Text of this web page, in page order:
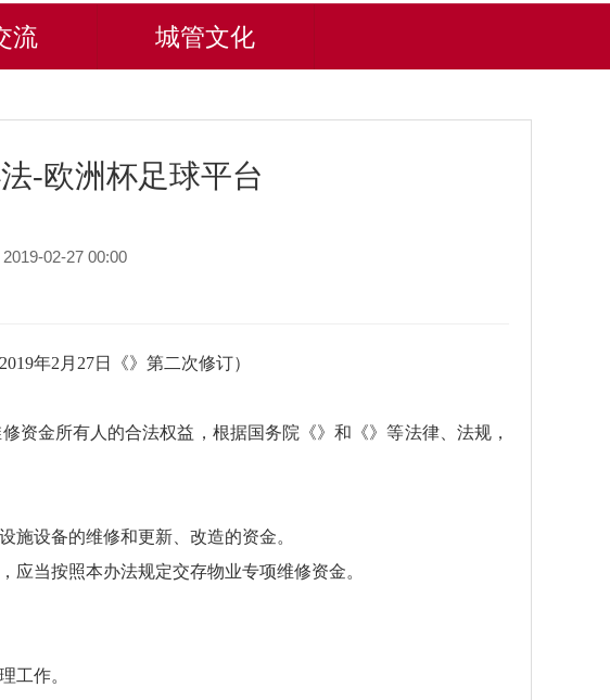
流 城管文化
-欧洲杯足球平台
02-27 00:00
年2月27日《》第二次修订）
金所有人的合法权益，根据国务院《》和《》等法律、法规，
施设备的维修和更新、改造的资金。
当按照本办法规定交存物业专项维修资金。
工作。